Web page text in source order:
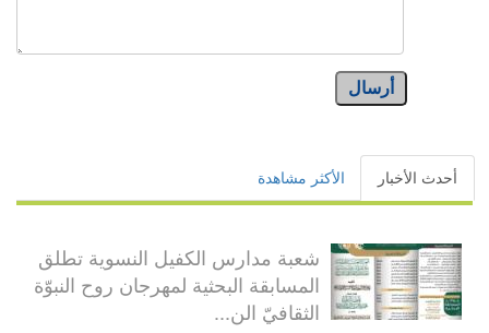
أرسال
أحدث الأخبار الأكثر مشاهدة
شعبة مدارس الكفيل النسوية تطلق
المسابقة البحثية لمهرجان روح النبوّة
الثقافيّ الن...